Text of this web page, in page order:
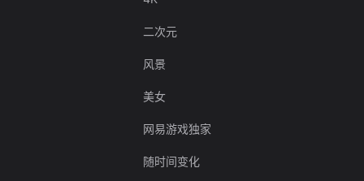
二次元
风景
美女
网易游戏独家
随时间变化